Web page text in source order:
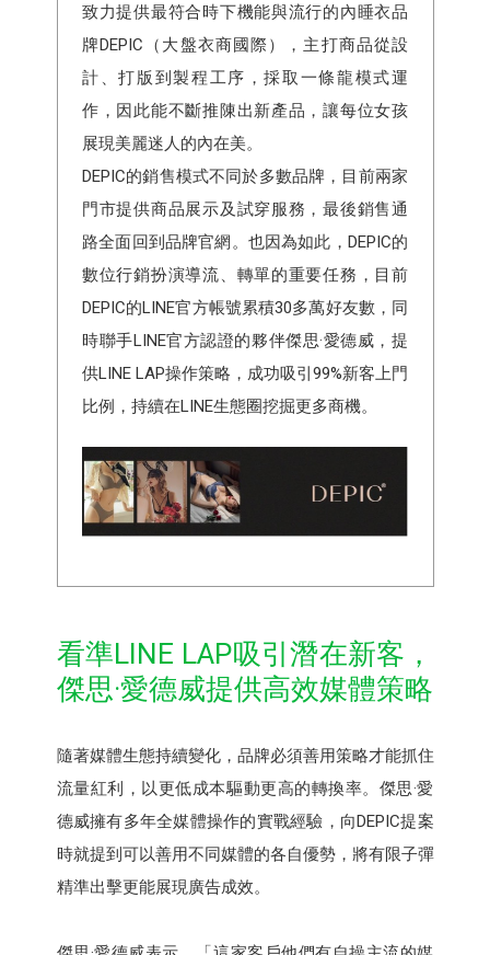
致力提供最符合時下機能與流行的內睡衣品
牌DEPIC（大盤衣商國際），主打商品從設
計、打版到製程工序，採取一條龍模式運
作，因此能不斷推陳出新產品，讓每位女孩
展現美麗迷人的內在美。
DEPIC的銷售模式不同於多數品牌，目前兩家
門市提供商品展示及試穿服務，最後銷售通
路全面回到品牌官網。也因為如此，DEPIC的
數位行銷扮演導流、轉單的重要任務，目前
DEPIC的LINE官方帳號累積30多萬好友數，同
時聯手LINE官方認證的夥伴傑思·愛德威，提
供LINE LAP操作策略，成功吸引99%新客上門
比例，持續在LINE生態圈挖掘更多商機。
看準LINE LAP吸引潛在新客，
傑思·愛德威提供高效媒體策略
隨著媒體生態持續變化，品牌必須善用策略才能抓住
流量紅利，以更低成本驅動更高的轉換率。傑思·愛
德威擁有多年全媒體操作的實戰經驗，向DEPIC提案
時就提到可以善用不同媒體的各自優勢，將有限子彈
精準出擊更能展現廣告成效。